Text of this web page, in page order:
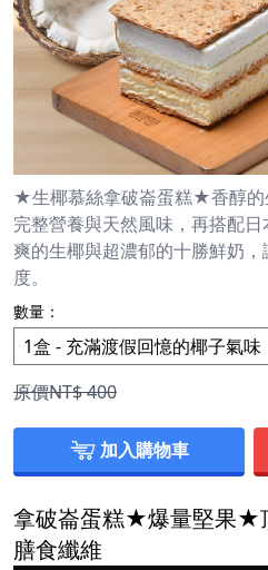
★生椰慕絲拿破崙蛋糕★香醇的
完整營養與天然風味，再搭配
爽的生椰與超濃郁的十勝鮮奶
度。
數量：
原價NT$400
加入購物車
拿破崙蛋糕★爆量堅果★
膳食纖維